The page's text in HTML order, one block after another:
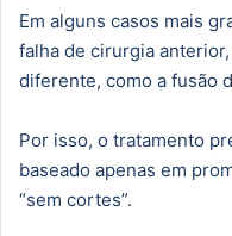
Em alguns casos mais
falha de cirurgia
diferente, como a fusão
Por isso, o tratamento
baseado apenas em
“sem cortes”.